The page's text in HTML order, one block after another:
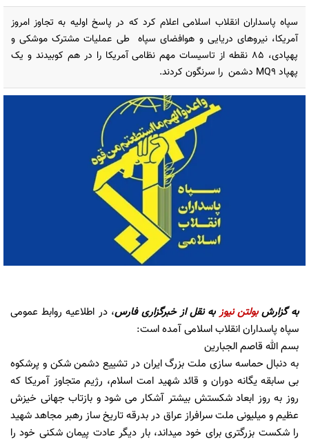
سپاه پاسداران انقلاب اسلامی اعلام کرد که در پاسخ اولیه به تجاوز امروز
آمریکا، نیروهای دریایی و هوافضای سپاه طی عملیات مشترک موشکی و
پهپادی، ۸۵ نقطه از تاسیسات مهم نظامی آمریکا را در هم کوبیدند و یک
پهپاد MQ9 دشمن را سرنگون کردند.
به گزارشبولتن نیوزبه نقل ازخبرگزاری فارس، در اطلاعیه روابط عمومی
سپاه پاسداران انقلاب اسلامی آمده است:
بسم الله قاصم الجبارین
به دنبال حماسه سازی ملت بزرگ ایران در تشییع دشمن شکن و پرشکوه
بی سابقه یگانه دوران و قائد شهید امت اسلام، رژیم متجاوز آمریکا که
روز به روز ابعاد شکستش بیشتر آشکار می شود و بازتاب جهانی خیزش
عظیم و میلیونی ملت سرافراز عراق در بدرقه تاریخ ساز رهبر مجاهد شهید
را شکست بزرگتری برای خود میداند، بار دیگر عادت پیمان شکنی خود را